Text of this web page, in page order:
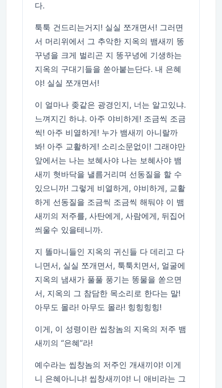
다.
툭툭 건드리는거지! 실실 쪼개면서! 그러면
서 머리위에서 그 추악한 지옥의 뱀새끼 똥
꾸녕을 크게 벌리곤 지 똥꾸녕에 기생하는
지옥의 구대기들을 쏟아붙는단다. 내 은혜
야! 실실 쪼개면서!
이 얼마나 좆같은 광경인지, 너는 알고있냐.
느껴지긴 하냐. 아주 야비하게! 조금씩 조금
씩! 아주 비열하게! 누가 뱀새끼 아니랄까
봐! 아주 교활하게! 소리소문없이! 그래야만
앞에서는 나는 보혜사야 나는 보혜사야 뱀
새끼 혓바닥을 낼름거리며 선동질을 할 수
있으니까! 그렇게 비열하게, 야비하게, 교활
하게 선동질을 조금씩 조금씩 해둬야 이 뱀
새끼의 저주를, 사탄에게, 사람에게, 뒤집어
씌울수 있을테니까.
지 똘마니들인 지옥의 귀신들 다 데리고 다
니면서, 실실 쪼개면서, 툭툭치면서, 얼굴에
지옥의 냄새가 풀풀 풍기는 똥물을 쏟으면
서, 지옥의 그 참담한 목소리로 한다는 말!
아무도 몰라! 아무도 몰라! 힝힝힝힝!
이게, 이 성령이란 씹창놈의 지옥의 저주 뱀
새끼의 “은혜”라!
예수라는 씹창놈의 저주인 개새끼야! 이게
니 은혜아니냐! 씹창새끼야! 니 애비라는 그